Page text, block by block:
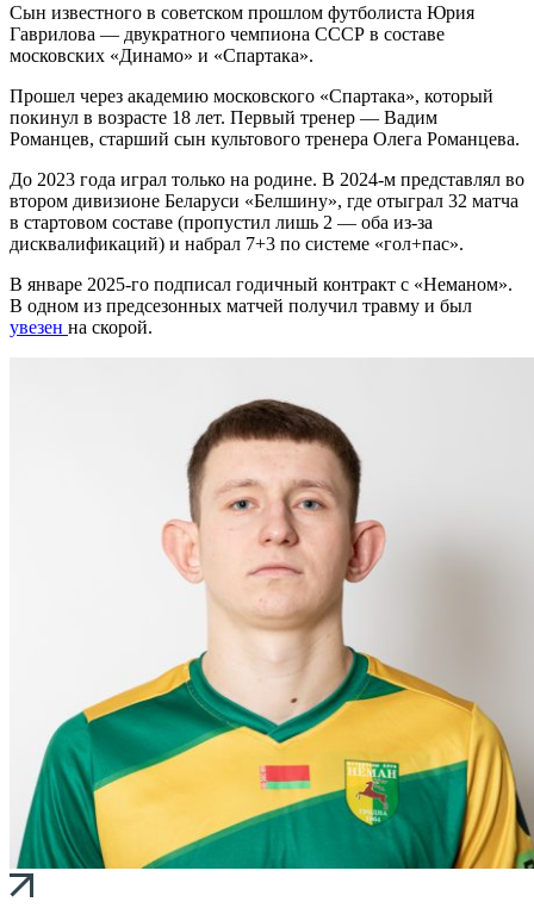
Сын известного в советском прошлом футболиста Юрия
Гаврилова — двукратного чемпиона СССР в составе
московских «Динамо» и «Спартака».
Прошел через академию московского «Спартака», который
покинул в возрасте 18 лет. Первый тренер — Вадим
Романцев, старший сын культового тренера Олега Романцева.
До 2023 года играл только на родине. В 2024-м представлял во
втором дивизионе Беларуси «Белшину», где отыграл 32 матча
в стартовом составе (пропустил лишь 2 — оба из-за
дисквалификаций) и набрал 7+3 по системе «гол+пас».
В январе 2025-го подписал годичный контракт с «Неманом».
В одном из предсезонных матчей получил травму и был
увезен на скорой.